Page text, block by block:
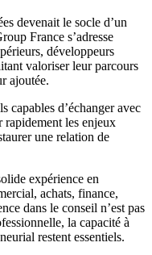
devenait le socle d’un
France s’adresse
développeurs
valoriser leur parcours
ajoutée.
capables d’échanger avec
rapidement les enjeux
une relation de
expérience en
achats, finance,
dans le conseil n’est pas
la capacité à
restent essentiels.